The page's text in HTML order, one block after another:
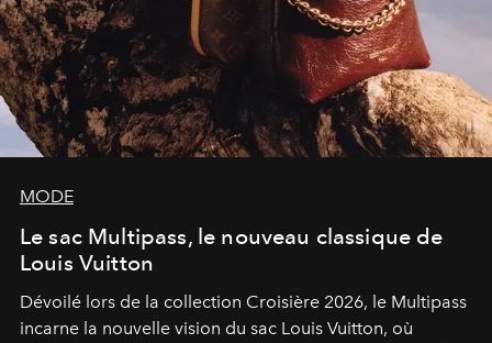
MODE
Le sac Multipass, le nouveau classique de
Louis Vuitton
Dévoilé lors de la collection Croisière 2026, le Multipass
incarne la nouvelle vision du sac Louis Vuitton, où